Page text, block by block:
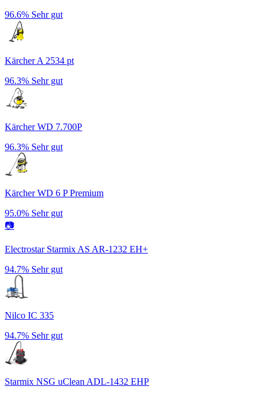
96.6% Sehr gut
Kärcher A 2534 pt
96.3% Sehr gut
Kärcher WD 7.700P
96.3% Sehr gut
Kärcher WD 6 P Premium
95.0% Sehr gut
📷
Electrostar Starmix AS AR-1232 EH+
94.7% Sehr gut
Nilco IC 335
94.7% Sehr gut
Starmix NSG uClean ADL-1432 EHP